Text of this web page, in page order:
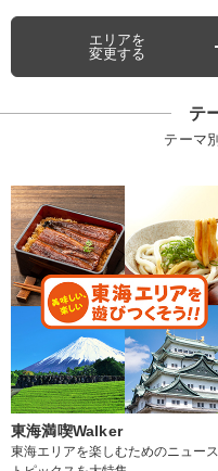
エリアを
変更する
テ
テーマ
東海満喫Walker
東海エリアを楽しむためのニュー